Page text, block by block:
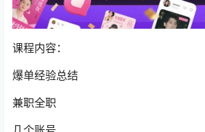
课程内容：
爆单经验总结
兼职全职